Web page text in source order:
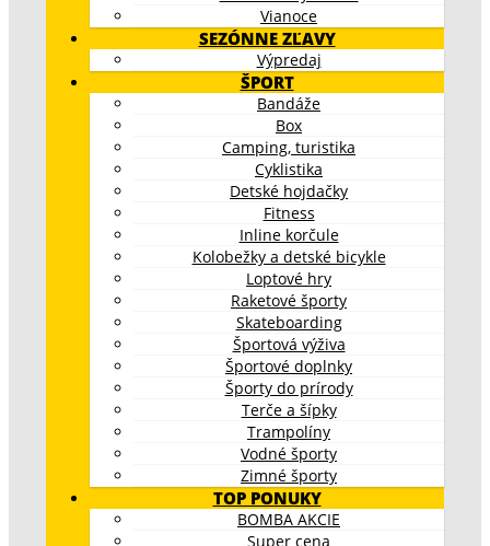
Vianoce
SEZÓNNE ZĽAVY
Výpredaj
ŠPORT
Bandáže
Box
Camping, turistika
Cyklistika
Detské hojdačky
Fitness
Inline korčule
Kolobežky a detské bicykle
Loptové hry
Raketové športy
Skateboarding
Športová výživa
Športové doplnky
Športy do prírody
Terče a šípky
Trampolíny
Vodné športy
Zimné športy
TOP PONUKY
BOMBA AKCIE
Super cena